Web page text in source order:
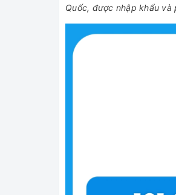
Quốc, được nhập khẩu và